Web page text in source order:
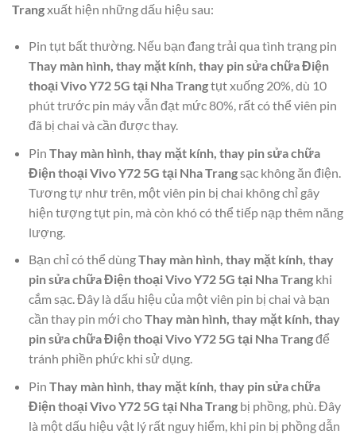
Trangxuất hiện những dấu hiệu sau:
Pin tụt bất thường. Nếu bạn đang trải qua tình trạng pin
Thay màn hình, thay mặt kính, thay pin sửa chữa Điện
thoại Vivo Y72 5G tại Nha Trangtụt xuống 20%, dù 10
phút trước pin máy vẫn đạt mức 80%, rất có thể viên pin
đã bị chai và cần được thay.
Pin Thay màn hình, thay mặt kính, thay pin sửa chữa
Điện thoại Vivo Y72 5G tại Nha Trangsạc không ăn điện.
Tương tự như trên, một viên pin bị chai không chỉ gây
hiện tượng tụt pin, mà còn khó có thể tiếp nạp thêm năng
lượng.
Bạn chỉ có thể dùngThay màn hình, thay mặt kính, thay
pin sửa chữa Điện thoại Vivo Y72 5G tại Nha Trangkhi
cắm sạc. Đây là dấu hiệu của một viên pin bị chai và bạn
cần thay pin mới choThay màn hình, thay mặt kính, thay
pin sửa chữa Điện thoại Vivo Y72 5G tại Nha Trangđể
tránh phiền phức khi sử dụng.
Pin Thay màn hình, thay mặt kính, thay pin sửa chữa
Điện thoại Vivo Y72 5G tại Nha Trangbị phồng, phù. Đây
là một dấu hiệu vật lý rất nguy hiểm, khi pin bị phồng dẫn